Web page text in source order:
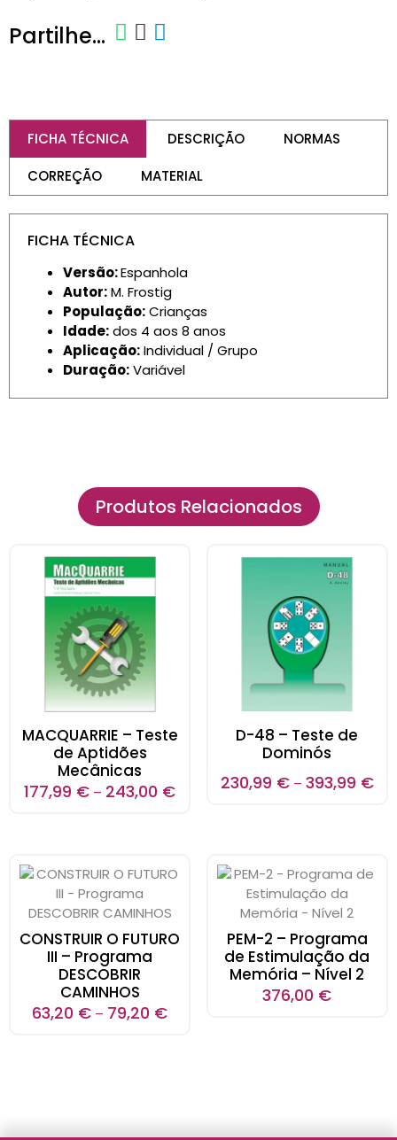
Partilhe...
FICHA TÉCNICA DESCRIÇÃO
NORMAS
CORREÇÃO
MATERIAL
FICHA TÉCNICA
Versão:Espanhola
Autor:M. Frostig
População:Crianças
Idade:dos 4 aos 8 anos
Aplicação:Individual / Grupo
Duração:Variável
Produtos Relacionados
MACQUARRIE – Teste
de Aptidões
Mecânicas
177,99 € – 243,00 €
D-48 – Teste de
Dominós
230,99 € – 393,99 €
CONSTRUIR O FUTURO
III – Programa
DESCOBRIR
CAMINHOS
63,20 € – 79,20 €
PEM-2 – Programa
de Estimulação da
Memória – Nível 2
376,00 €